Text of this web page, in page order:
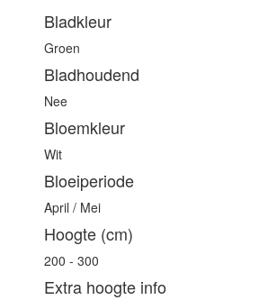
Bladkleur
Groen
Bladhoudend
Nee
Bloemkleur
Wit
Bloeiperiode
April / Mei
Hoogte (cm)
200 - 300
Extra hoogte info